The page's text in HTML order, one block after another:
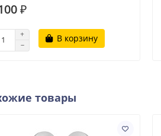
₽
В корзину
товары